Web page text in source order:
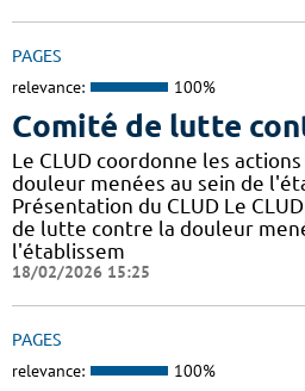
PAGES
relevance: 100%
Comité de lutte
Le CLUD coordonne les
douleur menées au sein de
Présentation du CLUD Le
de lutte contre la douleur
l'établissem
18/02/2026 15:25
PAGES
relevance: 100%